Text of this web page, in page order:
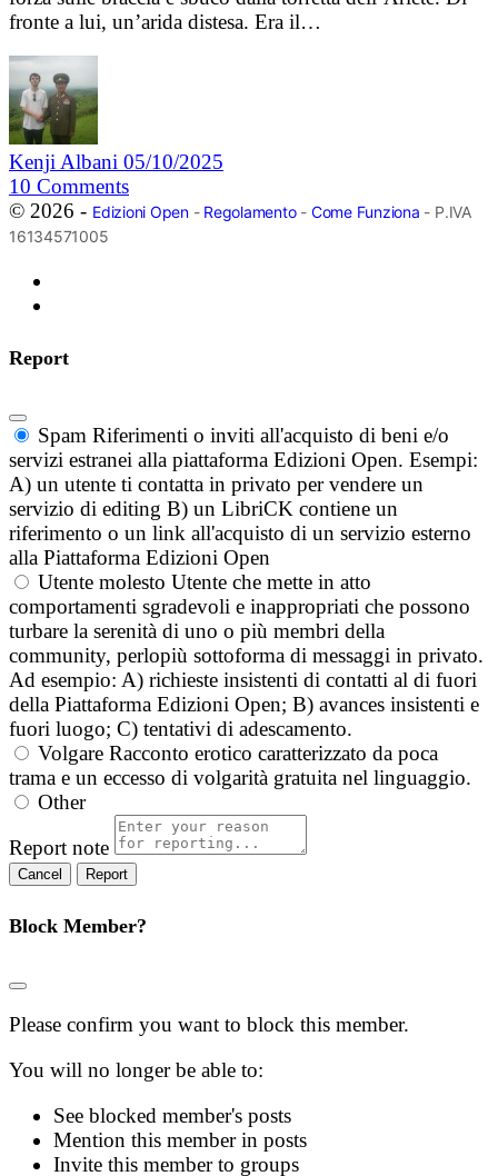
fronte a lui, un’arida distesa. Era il…
Kenji Albani 05/10/2025
10 Comments
© 2026 - Edizioni Open- Regolamento- Come Funziona - P.IVA
16134571005
Report
Spam Riferimenti o inviti all'acquisto di beni e/o
servizi estranei alla piattaforma Edizioni Open. Esempi:
A) un utente ti contatta in privato per vendere un
servizio di editing B) un LibriCK contiene un
riferimento o un link all'acquisto di un servizio esterno
alla Piattaforma Edizioni Open
Utente molesto Utente che mette in atto
comportamenti sgradevoli e inappropriati che possono
turbare la serenità di uno o più membri della
community, perlopiù sottoforma di messaggi in privato.
Ad esempio: A) richieste insistenti di contatti al di fuori
della Piattaforma Edizioni Open; B) avances insistenti e
fuori luogo; C) tentativi di adescamento.
Volgare Racconto erotico caratterizzato da poca
trama e un eccesso di volgarità gratuita nel linguaggio.
Other
Report note
Report
Block Member?
Please confirm you want to block this member.
You will no longer be able to:
See blocked member's posts
Mention this member in posts
Invite this member to groups